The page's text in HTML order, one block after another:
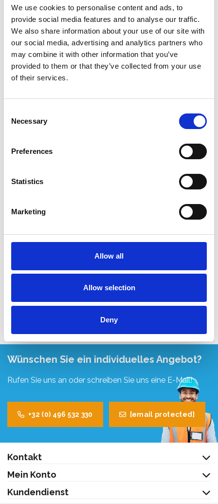
We use cookies to personalise content and ads, to
provide social media features and to analyse our traffic.
We also share information about your use of our site with
our social media, advertising and analytics partners who
may combine it with other information that you’ve
provided to them or that they’ve collected from your use
of their services.
Selection
Necessary
Preferences
Statistics
Marketing
Allow all
Allow selection
Deny
Solide Schiebeleiter 4-
teilig 4x8 Sprossen
€836,00 €1.057,72 Exkl.
MwSt
Produkt anzeigen
Solide Schiebeleiter 4-
teilig 4x9 Sprossen
€919,00 €1.163,17 Exkl.
MwSt
teilig 4x10 Sprossen
Exkl. MwSt
Produkt anzeigen
Wünschen Sie ein individuelles Angebot?
Rufen Sie uns an oder schreiben Sie uns eine E-Mail!
+32 (0) 496 532 330 [email protected]
Kontakt
Mein Konto
Kundendienst